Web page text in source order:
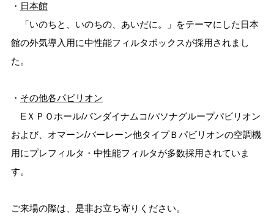
・ 日本館
「いのちと、いのちの、あいだに。」をテーマにした日本
館の外気導入用に中性能フィルタボックスが採用されまし
た。
・ その他各パビリオン
EＸＰＯホール/バンダイナムコ/パソナグループパビリオン
および、オマーン/バーレーン他タイプＢパビリオンの空調機
用にプレフィルタ・中性能フィルタが多数採用されていま
す。
ご来場の際は、是非お立ち寄りください。